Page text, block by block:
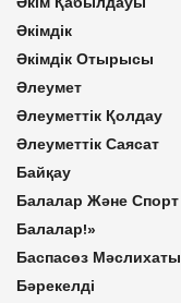
Әкімдік
Әкімдік Отырысы
Әлеумет
Әлеуметтік Қолдау
Әлеуметтік Саясат
Байқау
Балалар Және Спорт
Балалар!»
Баспасөз Мәслихаты
Бәрекелді